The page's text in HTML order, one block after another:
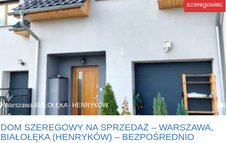
szeregowiec
Warszawa BIAŁOŁĘKA - HENRYKÓW
DOM SZEREGOWY NA SPRZEDAŻ – WARSZAWA,
BIAŁOŁĘKA (HENRYKÓW) – BEZPOŚREDNIO